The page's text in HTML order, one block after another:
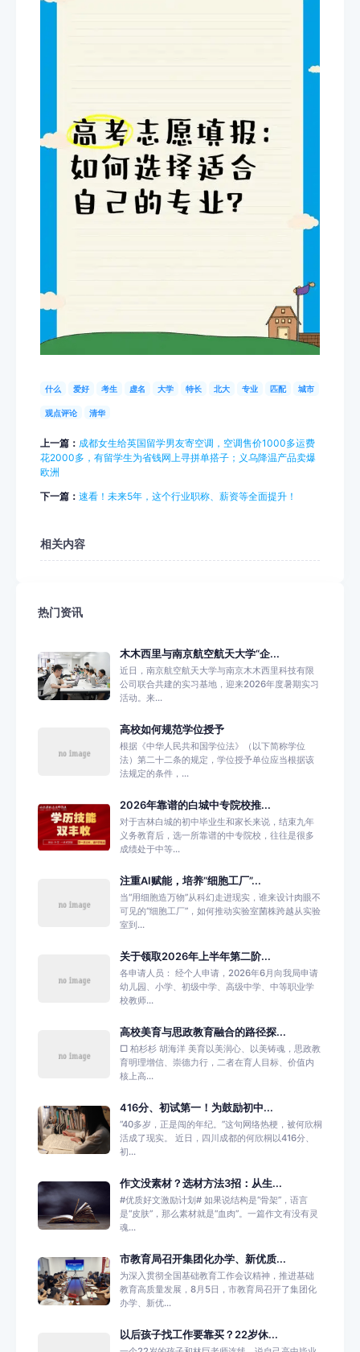
什么 爱好 考生 虚名 大学 特长 北大 专业 匹配 城市
观点评论 清华
上一篇： 成都女生给英国留学男友寄空调，空调售价1000多运费
花2000多，有留学生为省钱网上寻拼单搭子；义乌降温产品卖爆
欧洲
下一篇： 速看！未来5年，这个行业职称、薪资等全面提升！
相关内容
热门资讯
木木西里与南京航空航天大学“企...
近日，南京航空航天大学与南京木木西里科技有限
公司联合共建的实习基地，迎来2026年度暑期实习
活动。来...
高校如何规范学位授予
根据《中华人民共和国学位法》（以下简称学位
法）第二十二条的规定，学位授予单位应当根据该
法规定的条件，...
2026年靠谱的白城中专院校推...
对于吉林白城的初中毕业生和家长来说，结束九年
义务教育后，选一所靠谱的中专院校，往往是很多
成绩处于中等...
注重AI赋能，培养“细胞工厂”...
当“用细胞造万物”从科幻走进现实，谁来设计肉眼不
可见的“细胞工厂”，如何推动实验室菌株跨越从实验
室到...
关于领取2026年上半年第二阶...
各申请人员： 经个人申请，2026年6月向我局申请
幼儿园、小学、初级中学、高级中学、中等职业学
校教师...
高校美育与思政教育融合的路径探...
□ 柏杉杉 胡海洋 美育以美润心、以美铸魂，思政教
育明理增信、崇德力行，二者在育人目标、价值内
核上高...
416分、初试第一！为鼓励初中...
“40多岁，正是闯的年纪。”这句网络热梗，被何欣桐
活成了现实。 近日，四川成都的何欣桐以416分、
初...
作文没素材？选材方法3招：从生...
#优质好文激励计划# 如果说结构是“骨架”，语言
是“皮肤”，那么素材就是“血肉”。一篇作文有没有灵
魂...
市教育局召开集团化办学、新优质...
为深入贯彻全国基础教育工作会议精神，推进基础
教育高质量发展，8月5日，市教育局召开了集团化
办学、新优...
以后孩子找工作要靠买？22岁休...